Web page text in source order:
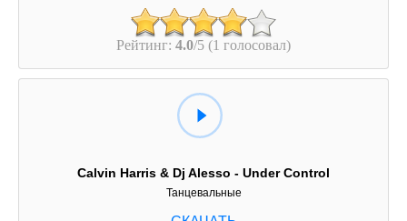
Рейтинг: 4.0/5 (1 голосовал)
Calvin Harris & Dj Alesso - Under Control
Танцевальные